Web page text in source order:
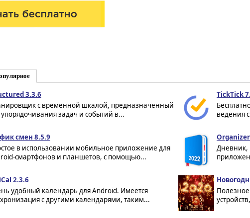
3.3.6
с временной шкалой, предназначенный
упорядочивания задач и событий в...
TickTick
ведения
смен 8.5.9
в использовании мобильное приложение для
смартфонов и планшетов, с помощью...
Дневник,
2.3.6
удобный календарь для Android. Имеется
с другими календарями, таким...